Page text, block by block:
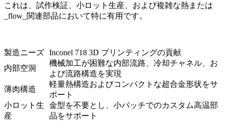
これは、試作検証、小ロット生産、および複雑な熱または
_flow_関連部品において特に有用です。
製造ニーズ Inconel 718 3D プリンティングの貢献
内部空洞
機械加工が困難な内部流路、冷却チャネル、お
よび流路構造を実現
薄肉構造
軽量熱構造およびコンパクトな超合金形状をサ
ポート
小ロット生
産
金型を不要とし、小バッチでのカスタム高温部
品をサポート